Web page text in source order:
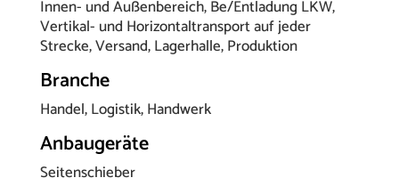
Innen- und Außenbereich, Be/Entladung LKW,
Vertikal- und Horizontaltransport auf jeder
Strecke, Versand, Lagerhalle, Produktion
Branche
Handel, Logistik, Handwerk
Anbaugeräte
Seitenschieber